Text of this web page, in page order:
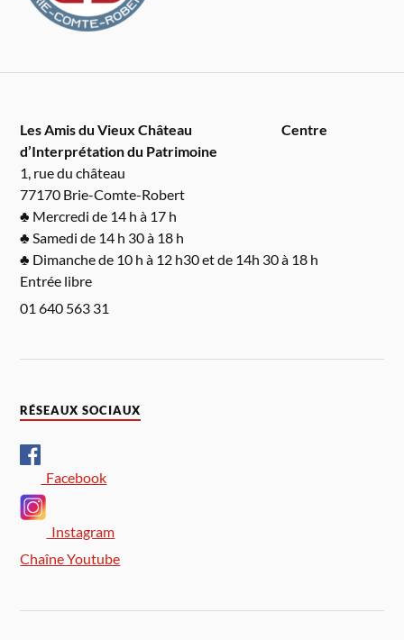
Les Amis du Vieux ChâteauCentre
d’Interprétation du Patrimoine
1, rue du château
77170 Brie-Comte-Robert
♣ Mercredi de 14 h à 17 h
♣ Samedi de 14 h 30 à 18 h
♣ Dimanche de 10 h à 12 h30 et de 14h 30 à 18 h
Entrée libre
01 640 563 31
RÉSEAUX SOCIAUX
Facebook
Instagram
Chaîne Youtube